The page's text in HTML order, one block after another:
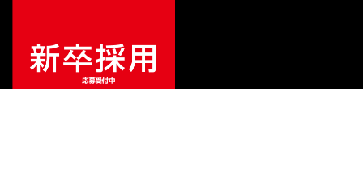
販売価格¥39,800（税込）